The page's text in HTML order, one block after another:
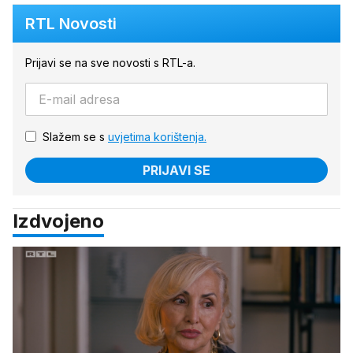
RTL Novosti
Prijavi se na sve novosti s RTL-a.
Slažem se s uvjetima korištenja.
PRIJAVI SE
Izdvojeno